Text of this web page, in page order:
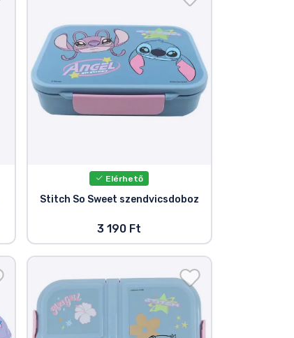
Elérhető
Stitch So Sweet szendvicsdoboz
3 190 Ft